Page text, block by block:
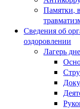
Памятки,
Сведения об
оздоровлении
Лагерь